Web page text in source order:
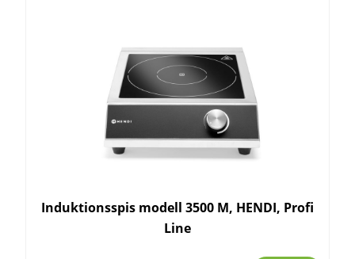
Induktionsspis modell 3500 M, HENDI, Profi
Line